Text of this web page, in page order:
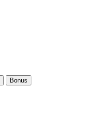
Bonus